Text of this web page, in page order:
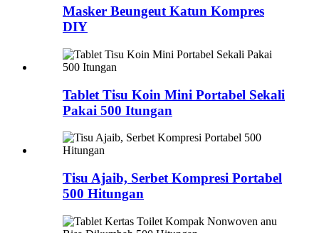
Masker Beungeut Katun Kompres
DIY
Tablet Tisu Koin Mini Portabel Sekali
Pakai 500 Itungan
Tisu Ajaib, Serbet Kompresi Portabel
500 Hitungan